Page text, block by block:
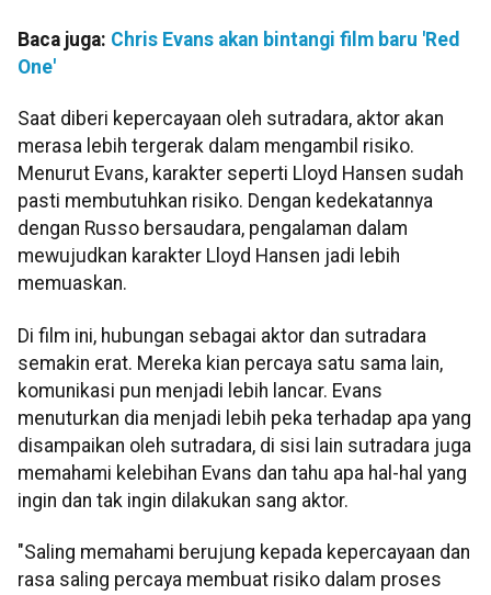
Baca juga: Chris Evans akan bintangi film baru 'Red
One'
Saat diberi kepercayaan oleh sutradara, aktor akan
merasa lebih tergerak dalam mengambil risiko.
Menurut Evans, karakter seperti Lloyd Hansen sudah
pasti membutuhkan risiko. Dengan kedekatannya
dengan Russo bersaudara, pengalaman dalam
mewujudkan karakter Lloyd Hansen jadi lebih
memuaskan.
Di film ini, hubungan sebagai aktor dan sutradara
semakin erat. Mereka kian percaya satu sama lain,
komunikasi pun menjadi lebih lancar. Evans
menuturkan dia menjadi lebih peka terhadap apa yang
disampaikan oleh sutradara, di sisi lain sutradara juga
memahami kelebihan Evans dan tahu apa hal-hal yang
ingin dan tak ingin dilakukan sang aktor.
"Saling memahami berujung kepada kepercayaan dan
rasa saling percaya membuat risiko dalam proses